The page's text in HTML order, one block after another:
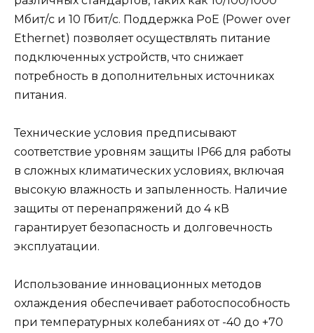
Мбит/с и 10 Гбит/с. Поддержка PoE (Power over
Ethernet) позволяет осуществлять питание
подключенных устройств, что снижает
потребность в дополнительных источниках
питания.
Технические условия предписывают
соответствие уровням защиты IP66 для работы
в сложных климатических условиях, включая
высокую влажность и запыленность. Наличие
защиты от перенапряжений до 4 кВ
гарантирует безопасность и долговечность
эксплуатации.
Использование инновационных методов
охлаждения обеспечивает работоспособность
при температурных колебаниях от -40 до +70